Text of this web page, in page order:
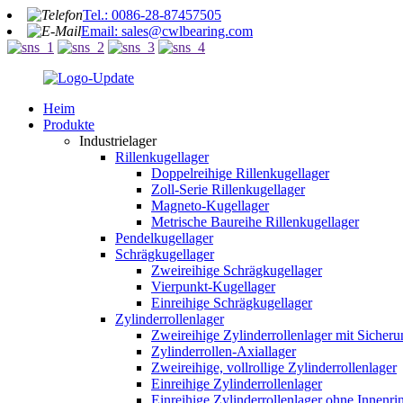
Tel.: 0086-28-87457505
Email: sales@cwlbearing.com
Heim
Produkte
Industrielager
Rillenkugellager
Doppelreihige Rillenkugellager
Zoll-Serie Rillenkugellager
Magneto-Kugellager
Metrische Baureihe Rillenkugellager
Pendelkugellager
Schrägkugellager
Zweireihige Schrägkugellager
Vierpunkt-Kugellager
Einreihige Schrägkugellager
Zylinderrollenlager
Zweireihige Zylinderrollenlager mit
Zylinderrollen-Axiallager
Zweireihige, vollrollige Zylinderrollenlager
Einreihige Zylinderrollenlager
Einreihige Zylinderrollenlager ohne